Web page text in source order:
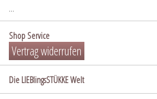
...
Shop Service
Vertrag widerrufen
Die LIEBlingsSTÜKKE Welt